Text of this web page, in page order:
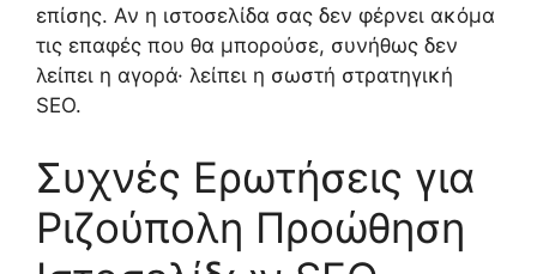
επίσης. Αν η ιστοσελίδα σας δεν φέρνει ακόμα
τις επαφές που θα μπορούσε, συνήθως δεν
λείπει η αγορά· λείπει η σωστή στρατηγική
SEO.
Συχνές Ερωτήσεις για
Ριζούπολη Προώθηση